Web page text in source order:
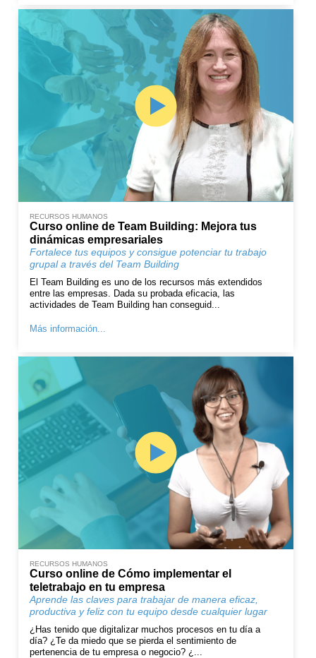
RECURSOS HUMANOS
Curso online de Team Building: Mejora tus
dinámicas empresariales
Fortalece tus equipos y consigue potenciar tu trabajo
grupal a través del Team Building
El Team Building es uno de los recursos más extendidos
entre las empresas. Dada su probada eficacia, las
actividades de Team Building han conseguid...
Más información...
RECURSOS HUMANOS
Curso online de Cómo implementar el
teletrabajo en tu empresa
Aprende las claves para trabajar de manera eficaz,
productiva y feliz con tu equipo desde cualquier lugar
¿Has tenido que digitalizar muchos procesos en tu día a
día? ¿Te da miedo que se pierda el sentimiento de
pertenencia de tu empresa o negocio? ¿...